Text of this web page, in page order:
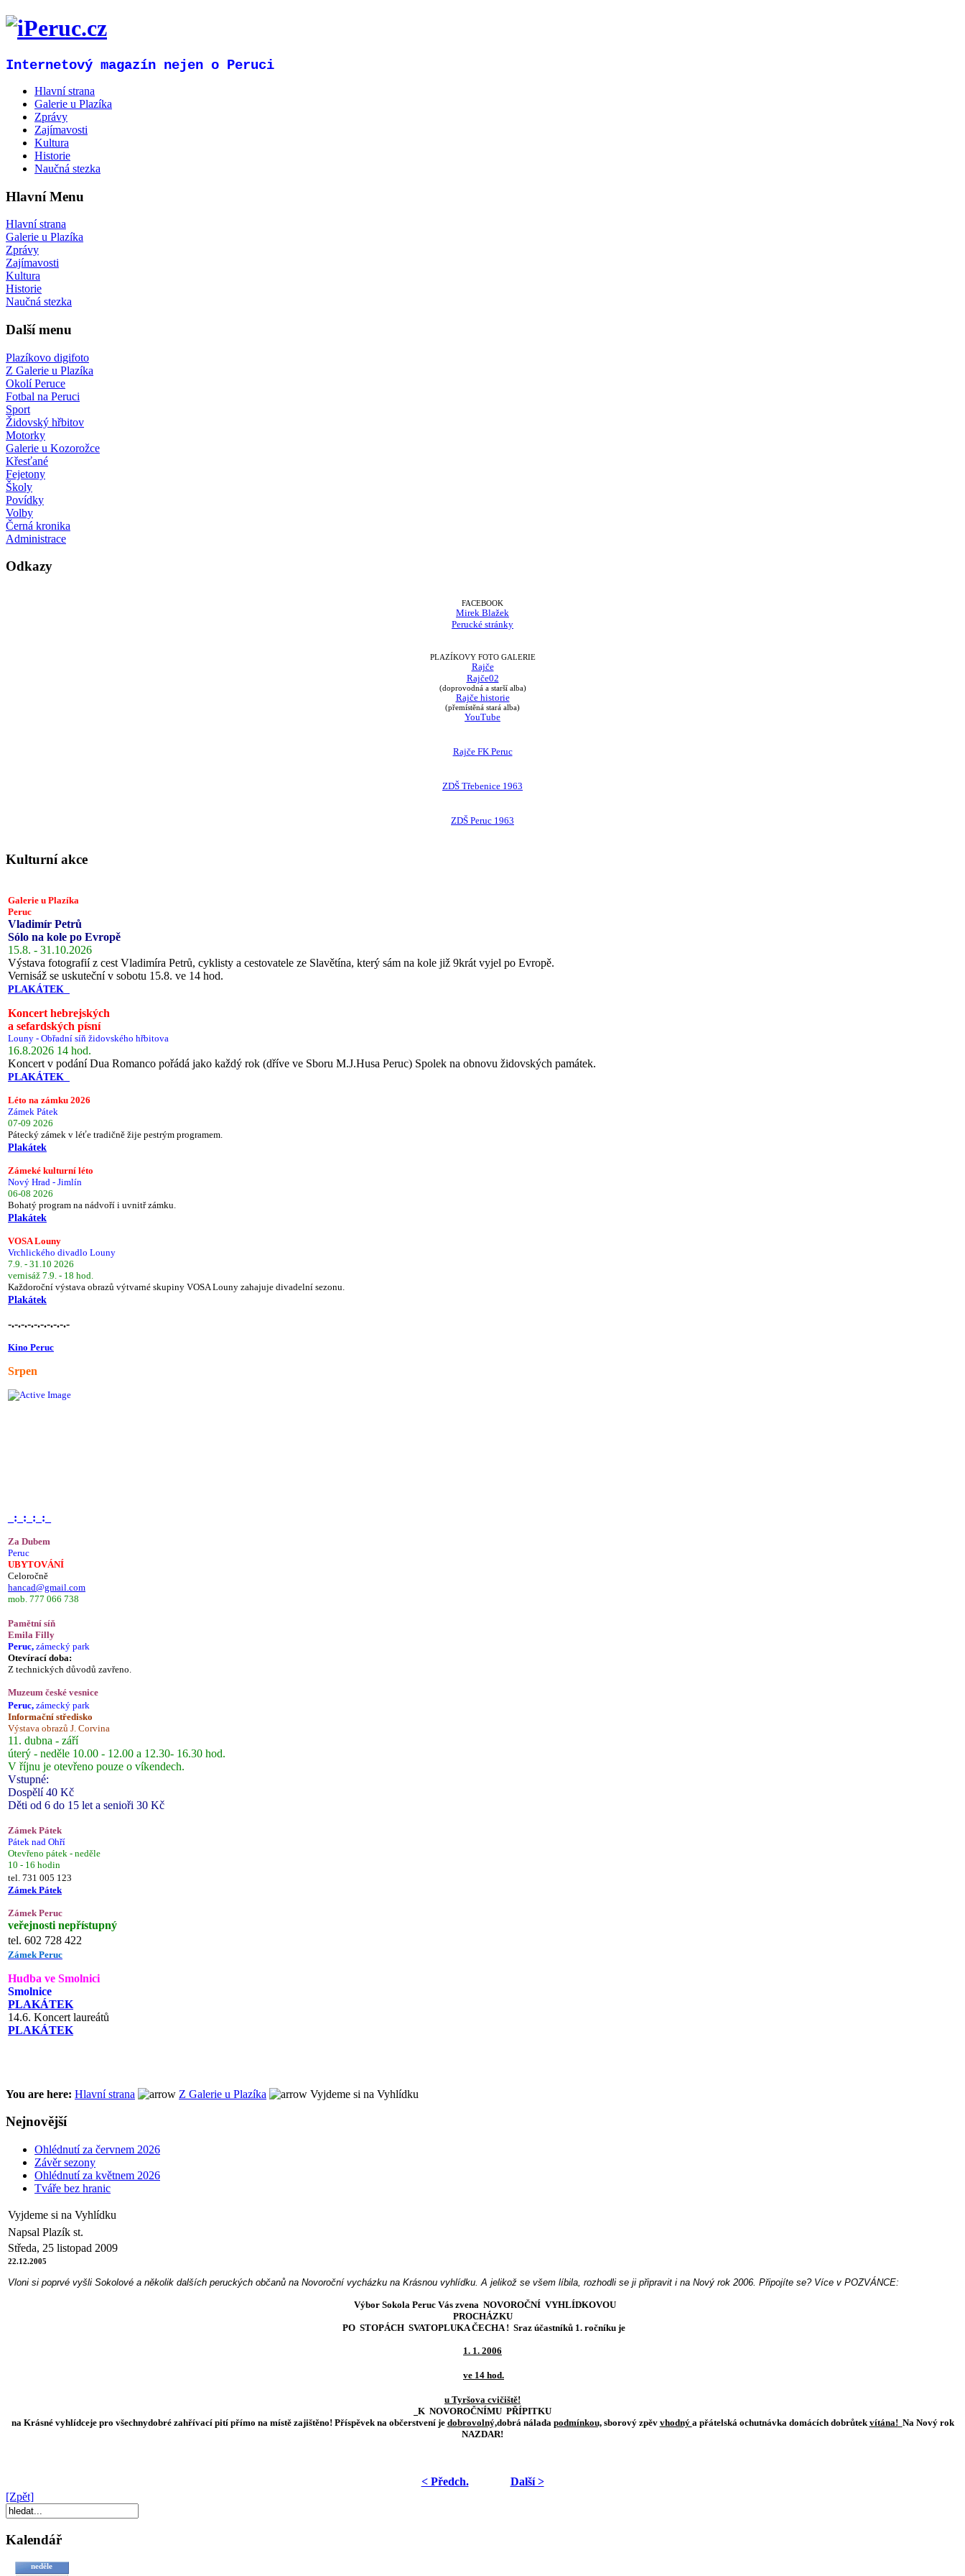
Internetový magazín nejen o Peruci
Hlavní strana
Galerie u Plazíka
Zprávy
Zajímavosti
Kultura
Historie
Naučná stezka
Hlavní Menu
Hlavní strana
Galerie u Plazíka
Zprávy
Zajímavosti
Kultura
Historie
Naučná stezka
Další menu
Plazíkovo digifoto
Z Galerie u Plazíka
Okolí Peruce
Fotbal na Peruci
Sport
Židovský hřbitov
Motorky
Galerie u Kozorožce
Křesťané
Fejetony
Školy
Povídky
Volby
Černá kronika
Administrace
Odkazy
FACEBOOK
Mirek Blažek
Perucké stránky
PLAZÍKOVY FOTO GALERIE
Rajče
Rajče02
(doprovodná a starší alba)
Rajče historie
(přemístěná stará alba)
YouTube
Rajče FK Peruc
ZDŠ Třebenice 1963
ZDŠ Peruc 1963
Kulturní akce
Galerie u Plazíka
Peruc
Vladimír Petrů
Sólo na kole po Evropě
15.8. - 31.10.2026
Výstava fotografií z cest Vladimíra Petrů, cyklisty a cestovatele ze Slavětína, který sám na kole již 9krát vyjel po Evropě.
Vernisáž se uskuteční v sobotu 15.8. ve 14 hod.
PLAKÁTEK
Koncert hebrejských
a sefardských písní
Louny - Obřadní síň židovského hřbitova
16.8.2026 14 hod.
Koncert v podání Dua Romanco pořádá jako každý rok (dříve ve Sboru M.J.Husa Peruc) Spolek na obnovu židovských památek.
PLAKÁTEK
Léto na zámku 2026
Zámek Pátek
07-09 2026
Pátecký zámek v léťe tradičně žije pestrým programem.
Plakátek
Zámeké kulturní léto
Nový Hrad - Jimlín
06-08 2026
Bohatý program na nádvoří i uvnitř zámku.
Plakátek
VOSA Louny
Vrchlického divadlo Louny
7.9. - 31.10 2026
vernisáž 7.9. - 18 hod.
Každoroční výstava obrazů výtvarné skupiny VOSA Louny zahajuje divadelní sezonu.
Plakátek
-.-.-.-.-.-.-.-.-.-
Kino Peruc
Srpen
_:_:_:_:_
Za Dubem
Peruc
UBYTOVÁNÍ
Celoročně
hancad@gmail.com
mob. 777 066 738
Pamětní síň
Emila Filly
Peruc, zámecký park
Otevírací doba:
Z technických důvodů zavřeno.
Muzeum české vesnice
Peruc, zámecký park
Informační středisko
Výstava obrazů J. Corvina
11. dubna - září
úterý - neděle 10.00 - 12.00 a 12.30- 16.30 hod.
V říjnu je otevřeno pouze o víkendech.
Vstupné:
Dospělí 40 Kč
Děti od 6 do 15 let a senioři 30 Kč
Zámek Pátek
Pátek nad Ohří
Otevřeno pátek - neděle
10 - 16 hodin
tel. 731 005 123
Zámek Pátek
Zámek Peruc
veřejnosti nepřístupný
tel. 602 728 422
Zámek Peruc
Hudba ve Smolnici
Smolnice
PLAKÁTEK
14.6. Koncert laureátů
PLAKÁTEK
You are here: Hlavní strana Z Galerie u Plazíka Vyjdeme si na Vyhlídku
Nejnovější
Ohlédnutí za červnem 2026
Závěr sezony
Ohlédnutí za květnem 2026
Tváře bez hranic
Vyjdeme si na Vyhlídku
Napsal Plazík st.
Středa, 25 listopad 2009
22.12.2005
Vloni si poprvé vyšli Sokolové a několik dalších peruckých občanů na Novoroční vycházku na Krásnou vyhlídku. A jelikož se všem líbila, rozhodli se ji připravit i na Nový rok 2006. Připojíte se? Více v POZVÁNCE:
Výbor Sokola Peruc Vás zvena NOVOROČNÍ VYHLÍDKOVOU
PROCHÁZKU
PO STOPÁCH SVATOPLUKA ČECHA ! Sraz účastníků 1. ročníku je
1. 1. 2006
ve 14 hod.
u Tyršova cvičiště!
K NOVOROČNÍMU PŘÍPITKU
na Krásnévyhlídceje pro všechnydobré zahřívací pití přímo na místě zajištěno! Příspěvek na občerstvení je dobrovolný,dobrá nálada podmínkou, sborový zpěv vhodný apřátelská ochutnávka domácích dobrůtekvítána! Na Nový rok
NAZDAR!
< Předch.
Další >
[Zpět]
Kalendář
neděle